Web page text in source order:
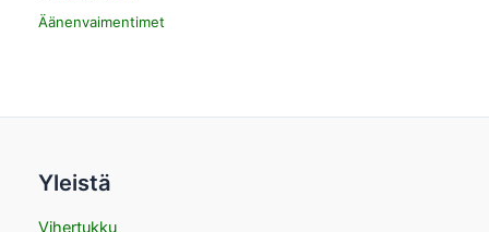
Äänenvaimentimet
Yleistä
Vihertukku